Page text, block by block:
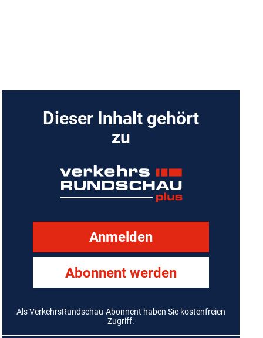
Dieser Inhalt gehört
zu
Anmelden
Abonnent werden
Als VerkehrsRundschau-Abonnent haben Sie kostenfreien
Zugriff.